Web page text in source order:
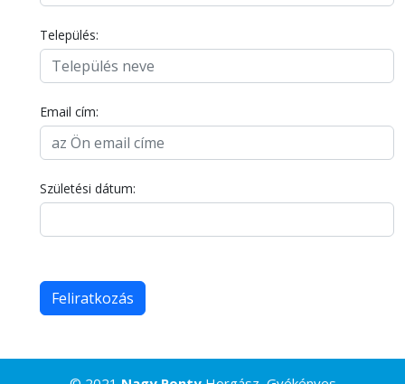
Település:
Email cím:
Születési dátum: